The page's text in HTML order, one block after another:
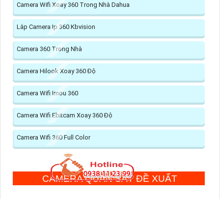
Camera Wifi Xoay 360 Trong Nhà Dahua
Lắp Camera Ip 360 Kbvision
Camera 360 Trong Nhà
Camera Hilook Xoay 360 Độ
Camera Wifi Imou 360
Camera Wifi Ebitcam Xoay 360 Độ
Camera Wifi 360 Full Color
CAMERA QUAN SÁT ĐỀ XUẤT